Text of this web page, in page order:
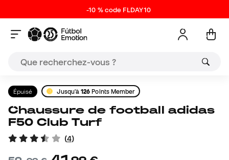
-10 % code FLDAY10
Épuisé Jusqu'à126 Points Member
Chaussure de football adidas
F50 Club Turf
(4)